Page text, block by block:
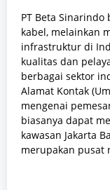
PT Beta
kabel, melainkan
infrastruktur di
kualitas dan
berbagai sektor
Alamat Kontak
mengenai
biasanya dapat
kawasan Jakarta
merupakan pusat